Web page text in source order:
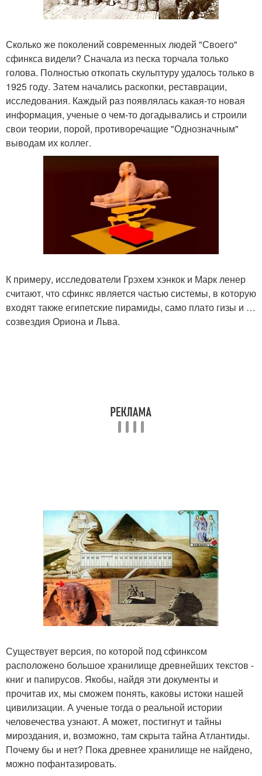
Сколько же поколений современных людей "Своего"
сфинкса видели? Сначала из песка торчала только
голова. Полностью откопать скульптуру удалось только в
1925 году. Затем начались раскопки, реставрации,
исследования. Каждый раз появлялась какая-то новая
информация, ученые о чем-то догадывались и строили
свои теории, порой, противоречащие "Однозначным"
выводам их коллег.
К примеру, исследователи Грэхем хэнкок и Марк ленер
считают, что сфинкс является частью системы, в которую
входят также египетские пирамиды, само плато гизы и …
созвездия Ориона и Льва.
Существует версия, по которой под сфинксом
расположено большое хранилище древнейших текстов -
книг и папирусов. Якобы, найдя эти документы и
прочитав их, мы сможем понять, каковы истоки нашей
цивилизации. А ученые тогда о реальной истории
человечества узнают. А может, постигнут и тайны
мироздания, и, возможно, там скрыта тайна Атлантиды.
Почему бы и нет? Пока древнее хранилище не найдено,
можно пофантазировать.